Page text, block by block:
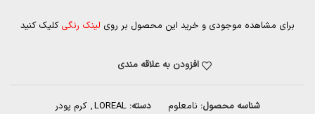
برای مشاهده موجودی و خرید این محصول بر روی لینک رنگی کلیک کنید
افزودن به علاقه مندی
شناسه محصول: نامعلوم دسته: LOREAL
, کرم پودر